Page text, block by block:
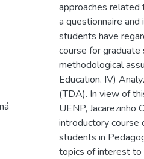
approaches related
a questionnaire
students have
course for
methodological
Education. IV)
(TDA). In view of
UENP, Jacarezinho
introductory course
students in
topics of interest to